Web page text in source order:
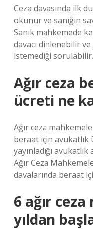
Ceza davasında ilk
okunur ve sanığın
Sanık mahkemede
davacı dinlenebilir
istemediği sorulabilir.
Ağır ceza
ücreti ne
Ağır ceza
beraat için avukatlık
yayınladığı
Ağır Ceza
davalarında beraat
6 ağır
yıldan